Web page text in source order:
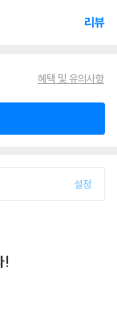
리뷰
혜택 및 유의사항
설정
!